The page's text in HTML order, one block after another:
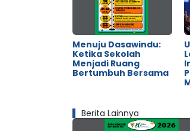
Menuju Dasawindu:
Ketika Sekolah
Menjadi Ruang
Bertumbuh Bersama
Berita Lainnya